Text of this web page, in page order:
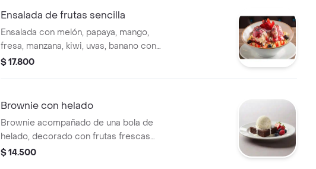
Ensalada de frutas sencilla
Ensalada con melón, papaya, mango,
fresa, manzana, kiwi, uvas, banano con
crema de leche y queso doble crema con
$ 17.800
Brownie con helado
Brownie acompañado de una bola de
helado, decorado con frutas frescas
como fresas y arándanos.
$ 14.500